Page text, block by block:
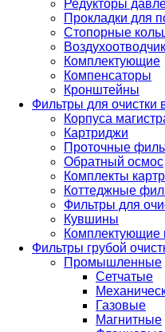
Редукторы
Прокладки для
Стопорные
Комплектующие
Компенсаторы
Кронштейны
Фильтры для очистки
Корпуса
Картриджи
Проточные
Обратный осмос
Комплекты
Коттеджные
Фильтры для
Кувшины
Комплектующие
Фильтры грубой
Промышленные
Сетчатые
Газовые
Магнитные